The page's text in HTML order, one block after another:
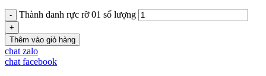
Thành danh rực rỡ 01 số lượng
Thêm vào giỏ hàng
chat zalo
chat facebook